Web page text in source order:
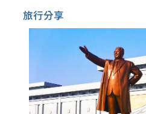
旅行分享